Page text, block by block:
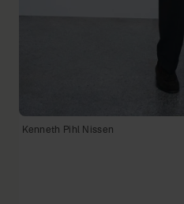
Kenneth Pihl Nissen